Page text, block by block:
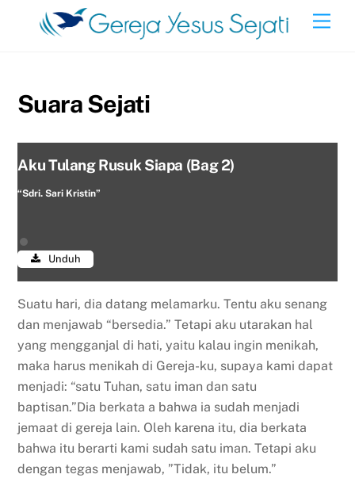
Suara Sejati
Aku Tulang Rusuk Siapa (Bag 2)
“Sdri. Sari Kristin”
Unduh
Suatu hari, dia datang melamarku. Tentu aku senang
dan menjawab “bersedia.” Tetapi aku utarakan hal
yang mengganjal di hati, yaitu kalau ingin menikah,
maka harus menikah di Gereja-ku, supaya kami dapat
menjadi: “satu Tuhan, satu iman dan satu
baptisan.”Dia berkata a bahwa ia sudah menjadi
jemaat di gereja lain. Oleh karena itu, dia berkata
bahwa itu berarti kami sudah satu iman. Tetapi aku
dengan tegas menjawab, ”Tidak, itu belum.”